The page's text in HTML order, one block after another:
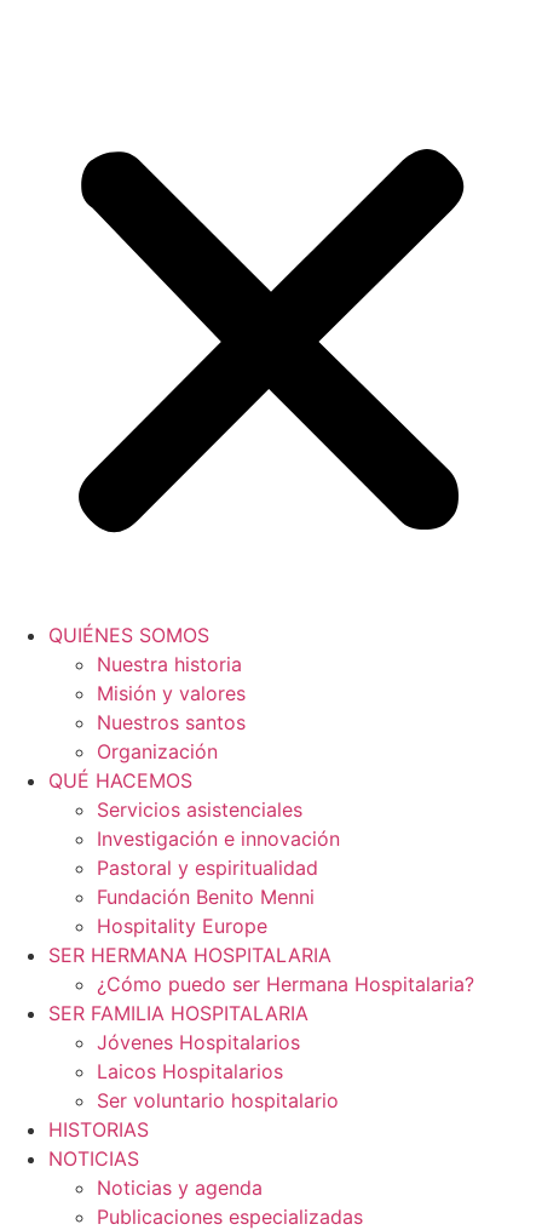
QUIÉNES SOMOS
Nuestra historia
Misión y valores
Nuestros santos
Organización
QUÉ HACEMOS
Servicios asistenciales
Investigación e innovación
Pastoral y espiritualidad
Fundación Benito Menni
Hospitality Europe
SER HERMANA HOSPITALARIA
¿Cómo puedo ser Hermana Hospitalaria?
SER FAMILIA HOSPITALARIA
Jóvenes Hospitalarios
Laicos Hospitalarios
Ser voluntario hospitalario
HISTORIAS
NOTICIAS
Noticias y agenda
Publicaciones especializadas